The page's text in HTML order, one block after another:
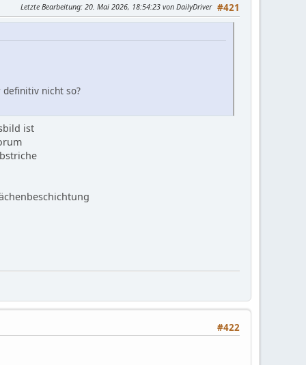
#421
Letzte Bearbeitung: 20. Mai 2026, 18:54:23 von DailyDriver
nicht so?
ist
#422